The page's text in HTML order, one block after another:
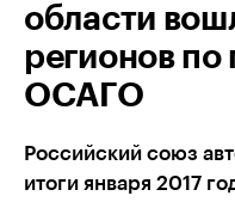
области
регионов
ОСАГО
Российский союз
итоги января 2017